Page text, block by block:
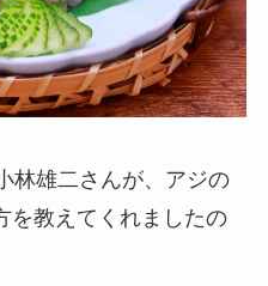
林雄二さんが、アジの
を教えてくれましたの